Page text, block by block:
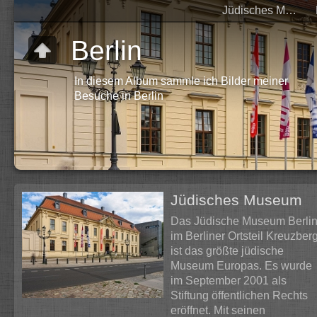
Jüdisches Museum
Berlin
In diesem Album sammle ich Bilder meiner
Besuche in Berlin
Jüdisches Museum
Das Jüdische Museum
im Berliner Ortsteil
ist das größte jüdische
Museum Europas. Es wurde
im September 2001 als
Stiftung öffentlichen Rechts
eröffnet. Mit seinen